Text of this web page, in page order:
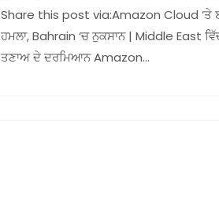
Share this post via:Amazon Cloud ‘ਤੇ
ਹਮਲਾ, Bahrain ‘ਚ ਨੁਕਸਾਨ | Middle East
ਤਣਾਅ ਦੇ ਦਰਮਿਆਨ Amazon…